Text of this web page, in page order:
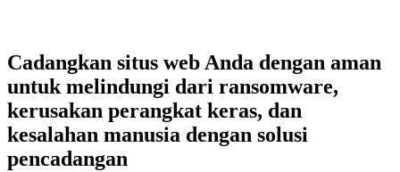
Cadangkan situs web Anda dengan aman
untuk melindungi dari ransomware,
kerusakan perangkat keras, dan
kesalahan manusia dengan solusi
pencadangan